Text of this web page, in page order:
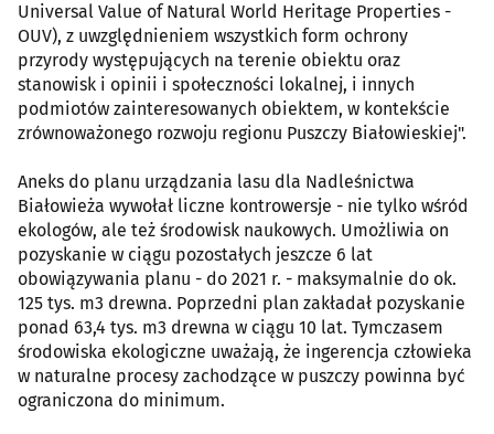
Universal Value of Natural World Heritage Properties -
OUV), z uwzględnieniem wszystkich form ochrony
przyrody występujących na terenie obiektu oraz
stanowisk i opinii i społeczności lokalnej, i innych
podmiotów zainteresowanych obiektem, w kontekście
zrównoważonego rozwoju regionu Puszczy Białowieskiej".
Aneks do planu urządzania lasu dla Nadleśnictwa
Białowieża wywołał liczne kontrowersje - nie tylko wśród
ekologów, ale też środowisk naukowych. Umożliwia on
pozyskanie w ciągu pozostałych jeszcze 6 lat
obowiązywania planu - do 2021 r. - maksymalnie do ok.
125 tys. m3 drewna. Poprzedni plan zakładał pozyskanie
ponad 63,4 tys. m3 drewna w ciągu 10 lat. Tymczasem
środowiska ekologiczne uważają, że ingerencja człowieka
w naturalne procesy zachodzące w puszczy powinna być
ograniczona do minimum.